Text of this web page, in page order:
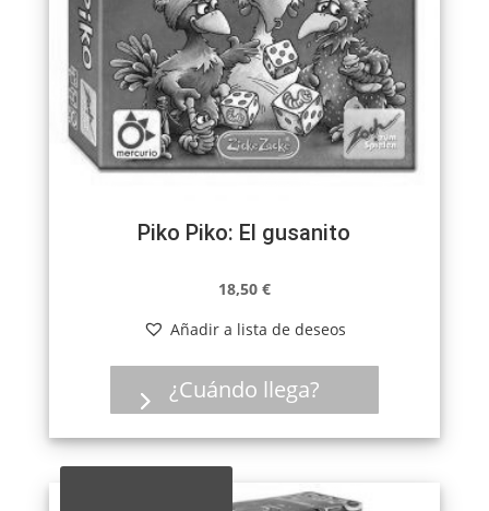
Piko Piko: El gusanito
18,50 €
Añadir a lista de deseos
¿Cuándo llega?